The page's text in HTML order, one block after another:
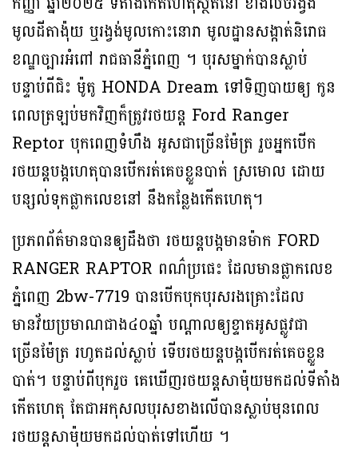
មូលដីតាង៉ុយ ឬរង្វង់មូលកោះនោរា មូលដ្ឋានសង្កាត់និរោធ
ខណ្ឌច្បារអំពៅ រាជធានីភ្នំពេញ ។ បុរសម្នាក់បានស្លាប់
បន្ទាប់ពីជិះ ម៉ូតូ HONDA Dream ទៅទិញបាយឲ្យ កូន
ពេលត្រឡប់មកវិញក៏ត្រូវរថយន្ដ Ford Ranger
Reptor បុកពេញទំហឹង អូសជាច្រេីនម៉ែត្រ រួចអ្នកបេីក
រថយន្តបង្កហេតុបានបើករត់គេចខ្លួនបាត់ ស្រមោល ដោយ
បន្សល់ទុកផ្លាកលេខនៅ នឹងកន្លែងកើតហេតុ។
ប្រភពព័ត៌មានបានឲ្យដឹងថា រថយន្តបង្កមានម៉ាក FORD
RANGER RAPTOR ពណ៌ប្រផេះ ដែលមានផ្លាកលេខ
ភ្នំពេញ 2bw-7719 បានបើកបុកបុរសរងគ្រោះដែល
មានវ័យប្រមាណជាង៤០ឆ្នាំ បណ្តាលឲ្យខ្ទាតអូសផ្លូវជា
ច្រើនម៉ែត្រ រហូតដល់ស្លាប់ ទើបរថយន្តបង្កបើករត់គេចខ្លួន
បាត់។ បន្ទាប់ពីបុករួច គេឃើញរថយន្តសាម៉ុយមកដល់ទីតាំង
កើតហេតុ តែជាអកុសលបុរសខាងលើបានស្លាប់មុនពេល
រថយន្តសាម៉ុយមកដល់បាត់ទៅហើយ ។